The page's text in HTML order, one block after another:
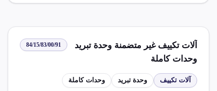
آلات تكييف غير متضمنة وحدة تبريد
وحدات كاملة
84/15/83/00/91
آلات تكييف وحدة تبريد وحدات كاملة